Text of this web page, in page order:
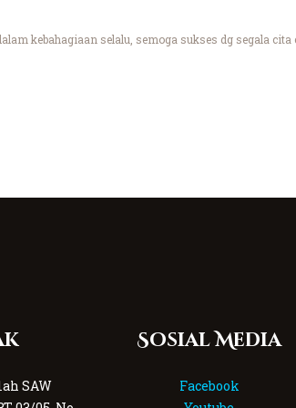
kebahagiaan selalu, semoga sukses dg segala cita
SAW
Sosial Media
Facebook